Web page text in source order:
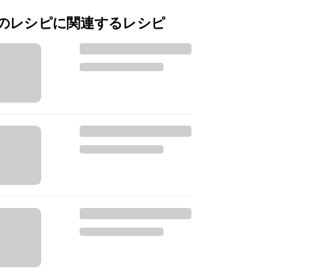
レシピに関連するレシピ